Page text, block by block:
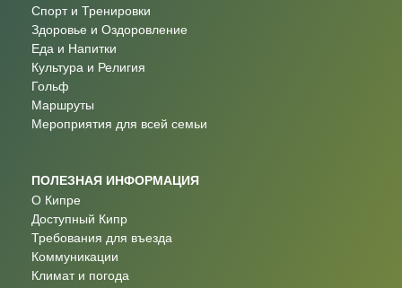
Спорт и Тренировки
Здоровье и Оздоровление
Еда и Напитки
Культура и Религия
Гольф
Маршруты
Мероприятия для всей семьи
ПОЛЕЗНАЯ ИНФОРМАЦИЯ
О Кипре
Доступный Кипр
Требования для въезда
Коммуникации
Климат и погода